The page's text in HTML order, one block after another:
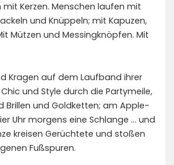
Kerzen. Menschen laufen mit
und Knüppeln; mit Kapuzen,
Mützen und Messingknöpfen. Mit
Kragen auf dem Laufband ihrer
und Style durch die Partymeile,
Brillen und Goldketten; am Apple-
Uhr morgens eine Schlange … und
kreisen Gerüchtete und stoßen
Fußspuren.